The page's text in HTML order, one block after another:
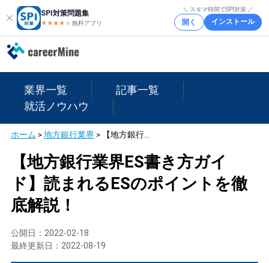
SPI対策問題集
★★★★ ★★
無料アプリ
＼ スキマ時間でSPI対策 ／
開く インストール
業界一覧
記事一覧
就活ノウハウ
ホーム >地方銀行業界 > 【地方銀行業界ES書き方ガイド】読まれるESのポイントを徹底解説！
【地方銀行業界ES書き方ガイ
ド】読まれるESのポイントを徹
底解説！
公開日： 2022-02-18
最終更新日： 2022-08-19